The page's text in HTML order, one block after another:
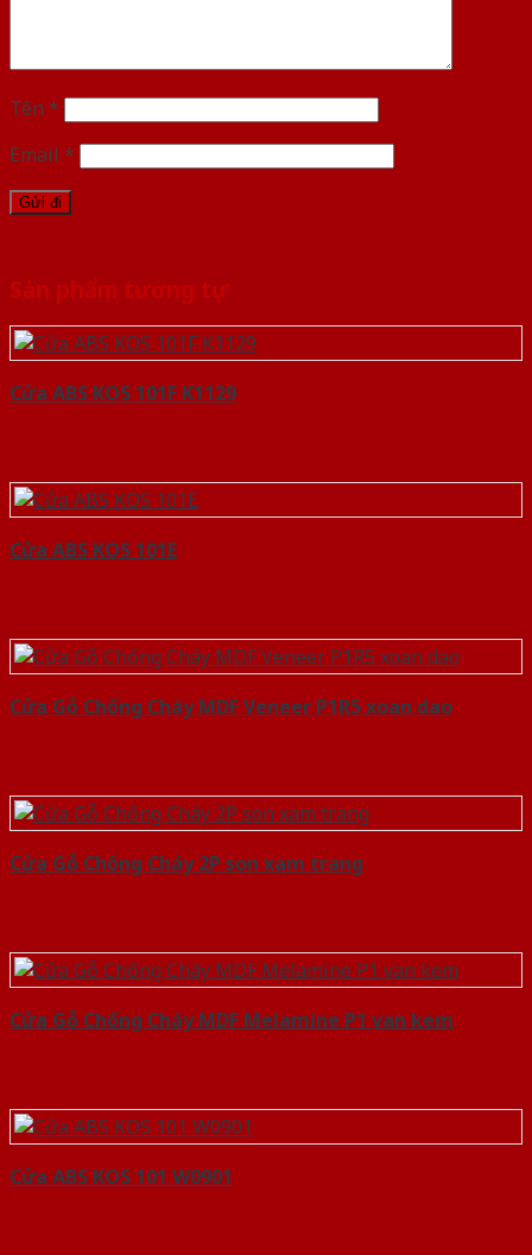
Tên *
Email *
Sản phẩm tương tự
Cửa ABS KOS 101F K1129
Cửa ABS KOS 101E
Cửa Gỗ Chống Cháy MDF Veneer P1R5 xoan dao
Cửa Gỗ Chống Cháy 2P son xam trang
Cửa Gỗ Chống Cháy MDF Melamine P1 van kem
Cửa ABS KOS 101 W0901